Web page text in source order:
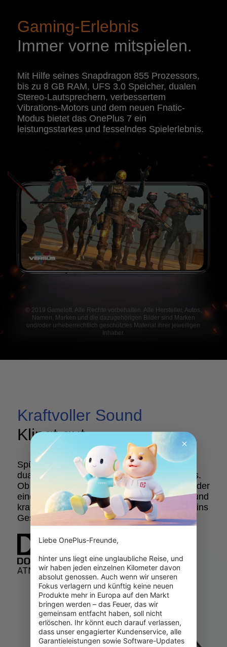
Gaming-Erlebnis
Immer vorne mitspielen.
Mit Hilfe seines Snapdragon 855 Prozessors,
bis zu 8 GB RAM, UFS 3.0 Speicher, dualen
Stereo-Lautsprechern, verbessertem
Vibrations-Motors und dem neuen Fnatic-
Modus bietet das OnePlus 7 ein
leistungsstarkes und fesselndes Spielerlebnis.
© 2019 Gameloft. Alle Rechte vorbehalten. Alle Hersteller, Autos,
Namen, Marken und die dazugehörigen Bilder sind Marken
und/oder urheberrechtlich geschütztes Material ihrer jeweiligen
Inhaber.
Kraftvoller Sound
Klingt gut.
Spüre jede Note mit Hilfe unserer neuen,
dualen Stereo-Lautsprecher mit Dolby Atmos.
Ob es sich um ein Spiel, Musik, einen Film oder
einen Podcast handelt, die allumfassenden und
kraftvollen Lautsprecher bringen dich mitten ins
Geschehen.
Liebe OnePlus-Freunde,
hinter uns liegt eine unglaubliche Reise, und
wir haben jeden einzelnen Kilometer davon
absolut genossen. Auch wenn wir unseren
Fokus verlagern und künftig keine neuen
Produkte mehr in Europa auf den Markt
bringen werden – das Feuer, das wir
gemeinsam entfacht haben, soll nicht
erlöschen. Ihr könnt euch darauf verlassen,
dass unser engagierter Kundenservice, alle
Garantieleistungen sowie Software-Updates